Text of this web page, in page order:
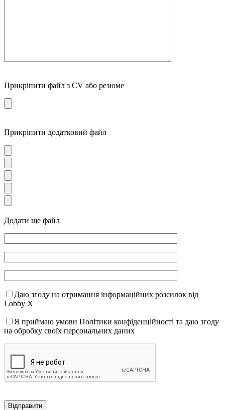
Прикріпити файл з CV або резюме
Прикріпити додатковий файл
Додати ще файл
Даю згоду на отримання інформаційних розсилок від
Lobby X
Я приймаю умови Політики конфіденційності та даю згоду
на обробку своїх персональних даних